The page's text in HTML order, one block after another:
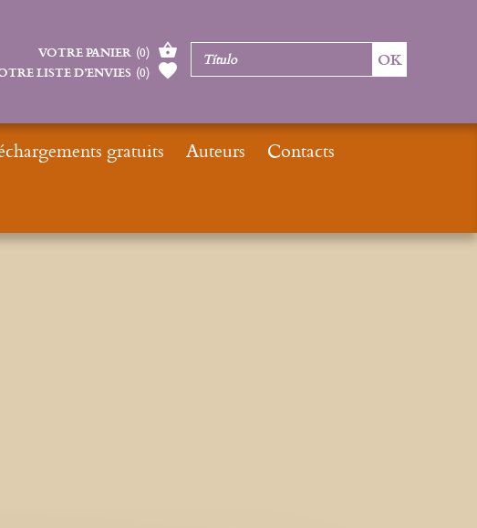
VOTRE PANIER (0)
LISTE D’ENVIES (0)
gratuits Auteurs
Contacts